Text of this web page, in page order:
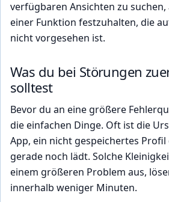
verfügbaren Ansichten zu
einer Funktion festzuhalten, die
nicht vorgesehen ist.
Was du bei Störungen
solltest
Bevor du an eine größere
die einfachen Dinge. Oft ist die
App, ein nicht gespeichertes Profil
gerade noch lädt. Solche
einem größeren Problem aus,
innerhalb weniger Minuten.